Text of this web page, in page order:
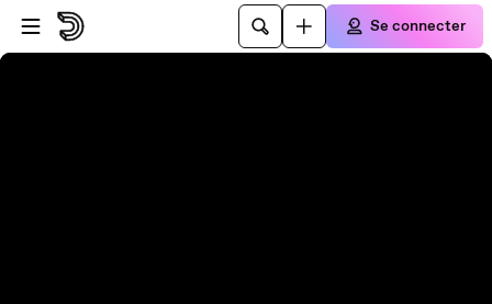
Passer au player
Passer au contenu principal
Se connecter